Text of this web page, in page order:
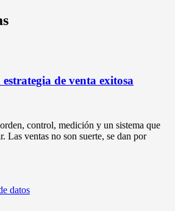
de venta exitosa
control, medición y un sistema que
Las ventas no son suerte, se dan por
datos